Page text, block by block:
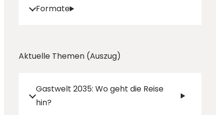
Formate
Aktuelle Themen (Auszug)
Gastwelt 2035: Wo geht die Reise
hin?